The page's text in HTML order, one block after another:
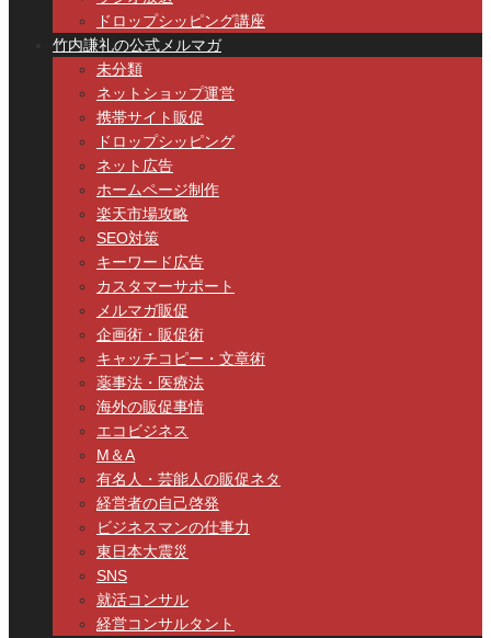
ドロップシッピング講座
竹内謙礼の公式メルマガ
未分類
ネットショップ運営
携帯サイト販促
ドロップシッピング
ネット広告
ホームページ制作
楽天市場攻略
SEO対策
キーワード広告
カスタマーサポート
メルマガ販促
企画術・販促術
キャッチコピー・文章術
薬事法・医療法
海外の販促事情
エコビジネス
M＆A
有名人・芸能人の販促ネタ
経営者の自己啓発
ビジネスマンの仕事力
東日本大震災
SNS
就活コンサル
経営コンサルタント